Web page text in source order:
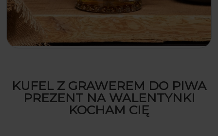
KUFEL Z GRAWEREM DO PIWA
PREZENT NA WALENTYNKI
KOCHAM CIĘ